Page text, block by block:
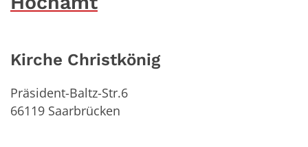
Kirche Christkönig
Präsident-Baltz-Str.6
66119 Saarbrücken